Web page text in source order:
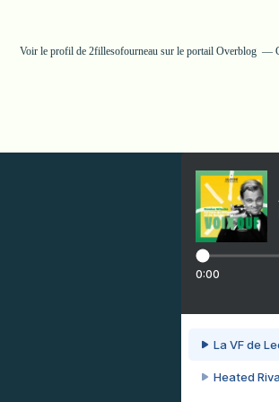
Voir le profil de 2fillesofourneau sur le portail Overblog
0:00
La VF de
Heated